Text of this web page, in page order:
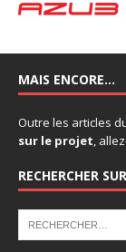
MAIS ENCORE…
Outre les articles
sur le projet,
RECHERCHER